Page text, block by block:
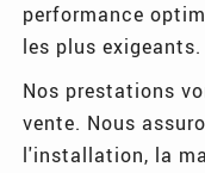
performance
les plus exigeants.
Nos prestations
vente. Nous
l'installation, la